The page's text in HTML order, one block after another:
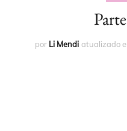
por Li Mendi atualizado